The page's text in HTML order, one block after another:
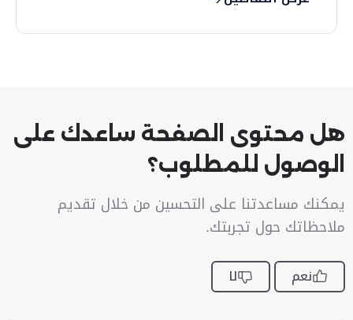
هل محتوى الصفحة ساعدك على
الوصول للمطلوب؟
يمكنك مساعدتنا على التحسين من خلال تقديم
ملاحظاتك حول تجربتك.
نعم لا